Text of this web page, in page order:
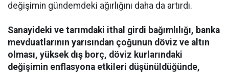
değişimin gündemdeki ağırlığını daha da artırdı.
Sanayideki ve tarımdaki ithal girdi bağımlılığı, banka
mevduatlarının yarısından çoğunun döviz ve altın
olması, yüksek dış borç, döviz kurlarındaki
değişimin enflasyona etkileri düşünüldüğünde,